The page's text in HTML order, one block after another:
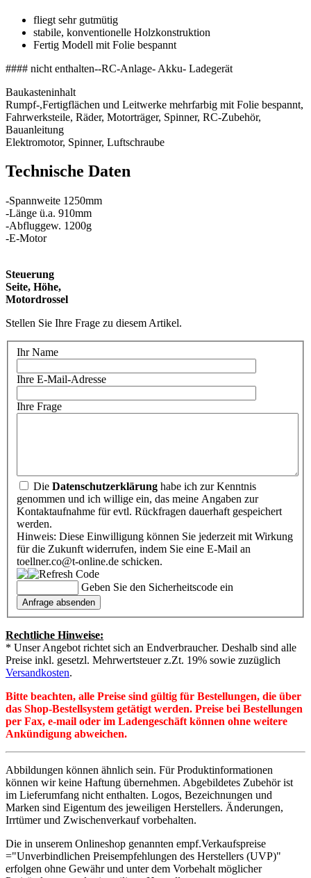
fliegt sehr gutmütig
stabile, konventionelle Holzkonstruktion
Fertig Modell mit Folie bespannt
#### nicht enthalten--RC-Anlage- Akku- Ladegerät
Baukasteninhalt
Rumpf-,Fertigflächen und Leitwerke mehrfarbig mit Folie bespannt,
Fahrwerksteile, Räder, Motorträger, Spinner, RC-Zubehör,
Bauanleitung
Elektromotor, Spinner, Luftschraube
Technische Daten
-Spannweite 1250mm
-Länge ü.a. 910mm
-Abfluggew. 1200g
-E-Motor
Steuerung
Seite, Höhe,
Motordrossel
Stellen Sie Ihre Frage zu diesem Artikel.
Ihr Name
Ihre E-Mail-Adresse
Ihre Frage
Die Datenschutzerklärung habe ich zur Kenntnis
genommen und ich willige ein, das meine Angaben zur
Kontaktaufnahme für evtl. Rückfragen dauerhaft gespeichert
werden.
Hinweis: Diese Einwilligung können Sie jederzeit mit Wirkung
für die Zukunft widerrufen, indem Sie eine E-Mail an
toellner.co@t-online.de schicken.
Geben Sie den Sicherheitscode ein
Rechtliche Hinweise:
* Unser Angebot richtet sich an Endverbraucher. Deshalb sind alle
Preise inkl. gesetzl. Mehrwertsteuer z.Zt. 19% sowie zuzüglich
Versandkosten.
Bitte beachten, alle Preise sind gültig für Bestellungen, die über
das Shop-Bestellsystem getätigt werden. Preise bei Bestellungen
per Fax, e-mail oder im Ladengeschäft können ohne weitere
Ankündigung abweichen.
Abbildungen können ähnlich sein. Für Produktinformationen
können wir keine Haftung übernehmen. Abgebildetes Zubehör ist
im Lieferumfang nicht enthalten. Logos, Bezeichnungen und
Marken sind Eigentum des jeweiligen Herstellers. Änderungen,
Irrtümer und Zwischenverkauf vorbehalten.
Die in unserem Onlineshop genannten empf.Verkaufspreise
="Unverbindlichen Preisempfehlungen des Herstellers (UVP)"
erfolgen ohne Gewähr und unter dem Vorbehalt möglicher